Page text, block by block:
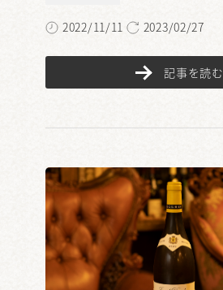
2022/11/11 2023/02/27
記事を読む